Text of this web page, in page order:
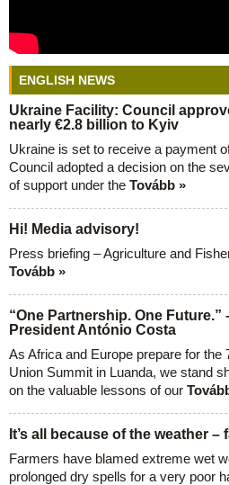
ENGLISH NEWS
Ukraine Facility: Council
nearly €2.8 billion to Kyiv
Ukraine is set to receive a payment
Council adopted a decision on the
of support under the Tovább »
Hi! Media advisory!
Press briefing – Agriculture and
Tovább »
“One Partnership. One Future.”
President António Costa
As Africa and Europe prepare for the
Union Summit in Luanda, we stand
on the valuable lessons of our
It’s all because of the weather –
Farmers have blamed extreme wet
prolonged dry spells for a very poor